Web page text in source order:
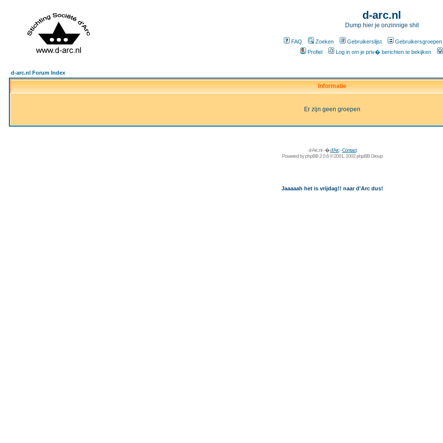
d-arc.nl
Dump hier je onzinnige shit
FAQ Zoeken Gebruikerslijst Gebruikersgroepen
Profiel
Log in om je priv� berichten te bekijken
d-arc.nl Forum Index
Informatie
Er zijn geen groepen
d-Arc.nl - �d'Arc-Contact
Powered byphpBB2.0.6 © 2001, 2002 phpBB Group
Jaaaaah het is vrijdag!! naar d'Arc dus!